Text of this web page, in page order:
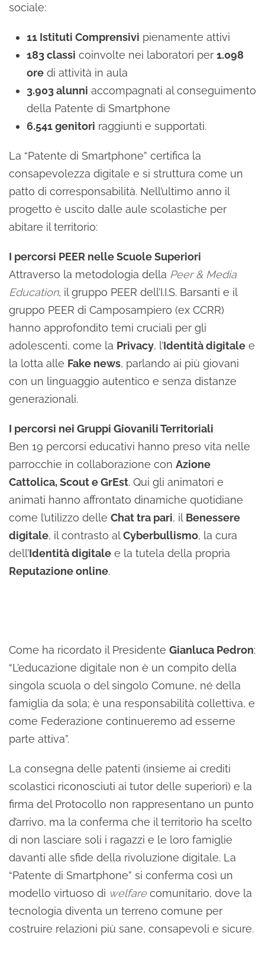
sociale:
11 Istituti Comprensivi pienamente attivi
183 classi coinvolte nei laboratori per 1.098
ore di attività in aula
3.903 alunni accompagnati al conseguimento
della Patente di Smartphone
6.541 genitori raggiunti e supportati.
La “Patente di Smartphone” certifica la
consapevolezza digitale e si struttura come un
patto di corresponsabilità. Nell’ultimo anno il
progetto è uscito dalle aule scolastiche per
abitare il territorio:
I percorsi PEER nelle Scuole Superiori
Attraverso la metodologia della Peer & Media
Education, il gruppo PEER dell’I.I.S. Barsanti e il
gruppo PEER di Camposampiero (ex CCRR)
hanno approfondito temi cruciali per gli
adolescenti, come la Privacy, l’Identità digitale e
la lotta alle Fake news, parlando ai più giovani
con un linguaggio autentico e senza distanze
generazionali.
I percorsi nei Gruppi Giovanili Territoriali
Ben 19 percorsi educativi hanno preso vita nelle
parrocchie in collaborazione con Azione
Cattolica, Scout e GrEst. Qui gli animatori e
animati hanno affrontato dinamiche quotidiane
come l’utilizzo delle Chat tra pari, il Benessere
digitale, il contrasto alCyberbullismo, la cura
dell’Identità digitale e la tutela della propria
Reputazione online.
Come ha ricordato il Presidente Gianluca Pedron:
“L’educazione digitale non è un compito della
singola scuola o del singolo Comune, né della
famiglia da sola; è una responsabilità collettiva, e
come Federazione continueremo ad esserne
parte attiva”.
La consegna delle patenti (insieme ai crediti
scolastici riconosciuti ai tutor delle superiori) e la
firma del Protocollo non rappresentano un punto
d’arrivo, ma la conferma che il territorio ha scelto
di non lasciare soli i ragazzi e le loro famiglie
davanti alle sfide della rivoluzione digitale. La
“Patente di Smartphone” si conferma così un
modello virtuoso di welfarecomunitario, dove la
tecnologia diventa un terreno comune per
costruire relazioni più sane, consapevoli e sicure.